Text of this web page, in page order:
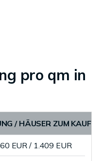
pro qm in
/ HÄUSER ZUM KAUF
EUR / 1.409 EUR